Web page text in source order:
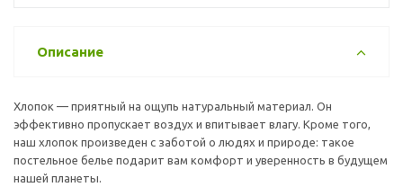
Описание
Хлопок — приятный на ощупь натуральный материал. Он
эффективно пропускает воздух и впитывает влагу. Кроме того,
наш хлопок произведен с заботой о людях и природе: такое
постельное белье подарит вам комфорт и уверенность в будущем
нашей планеты.